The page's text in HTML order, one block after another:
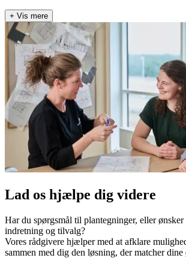
+ Vis mere
Lad os hjælpe dig videre
Har du spørgsmål til plantegninger, eller
indretning og tilvalg?
Vores rådgivere hjælper med at afklare
sammen med dig den løsning, der matcher dine